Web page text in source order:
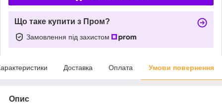
Що таке купити з Пром?
Замовлення під захистом
Доставка Оплата Умови повернення
Опис